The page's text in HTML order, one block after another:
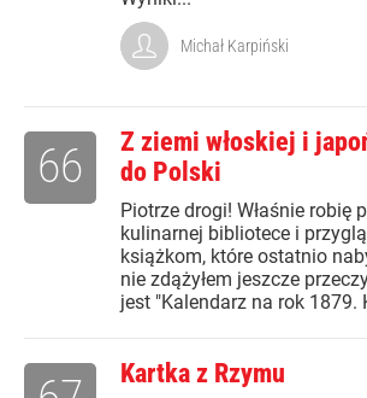
Michał Karpiński
Z ziemi włoskiej i
do Polski
Piotrze drogi! Właśnie robię
kulinarnej bibliotece i
książkom, które ostatnio
nie zdążyłem jeszcze
jest "Kalendarz na rok 1879.
66
Kartka z Rzymu